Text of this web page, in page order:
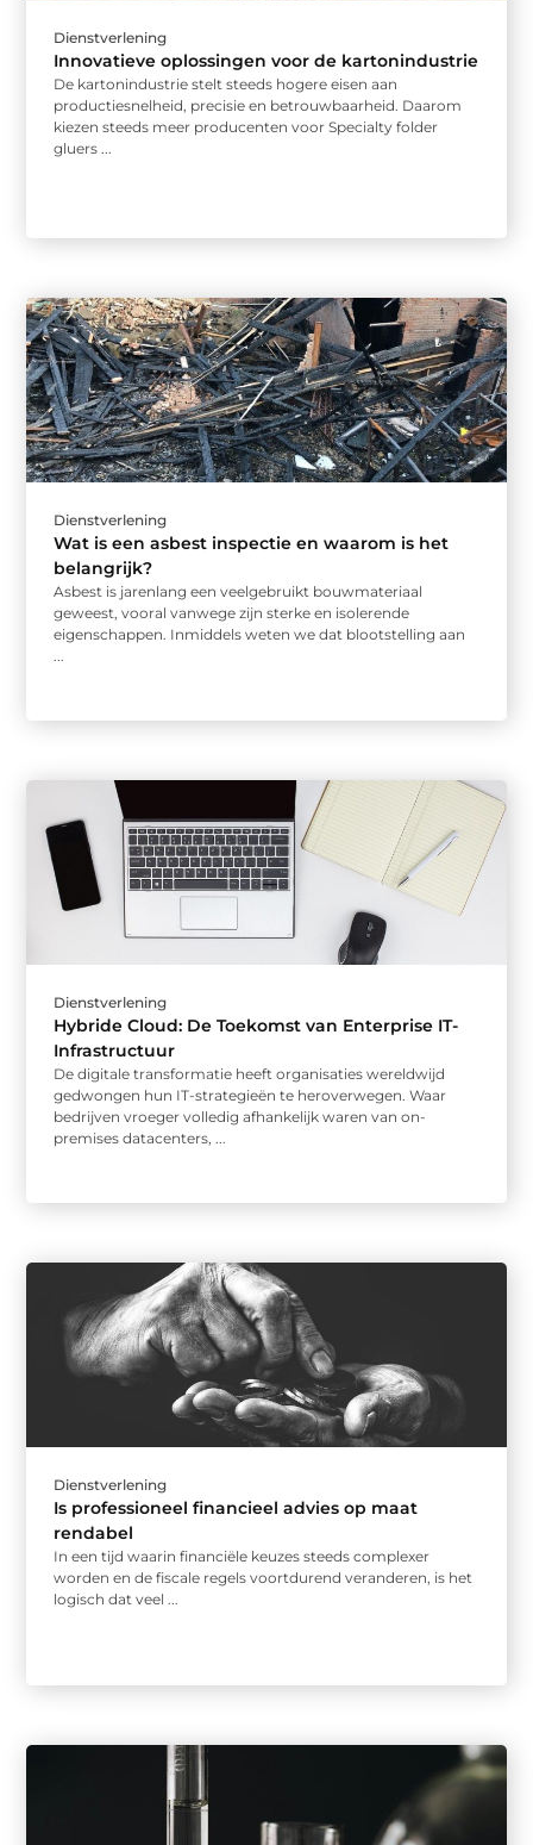
Dienstverlening
Innovatieve oplossingen voor de kartonindustrie
De kartonindustrie stelt steeds hogere eisen aan
productiesnelheid, precisie en betrouwbaarheid. Daarom
kiezen steeds meer producenten voor Specialty folder
gluers ...
Dienstverlening
Wat is een asbest inspectie en waarom is het
belangrijk?
Asbest is jarenlang een veelgebruikt bouwmateriaal
geweest, vooral vanwege zijn sterke en isolerende
eigenschappen. Inmiddels weten we dat blootstelling aan
...
Dienstverlening
Hybride Cloud: De Toekomst van Enterprise IT-
Infrastructuur
De digitale transformatie heeft organisaties wereldwijd
gedwongen hun IT-strategieën te heroverwegen. Waar
bedrijven vroeger volledig afhankelijk waren van on-
premises datacenters, ...
Dienstverlening
Is professioneel financieel advies op maat
rendabel
In een tijd waarin financiële keuzes steeds complexer
worden en de fiscale regels voortdurend veranderen, is het
logisch dat veel ...